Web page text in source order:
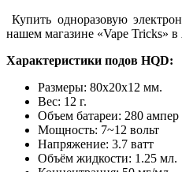
Купить одноразовую
нашем магазине «Vape Tricks» в
Характеристики подов HQD:
Размеры: 80х20х12 мм.
Вес: 12 г.
Объем батареи: 280 ампер
Мощность: 7~12 вольт
Напряжение: 3.7 ватт
Объём жидкости: 1.25 мл.